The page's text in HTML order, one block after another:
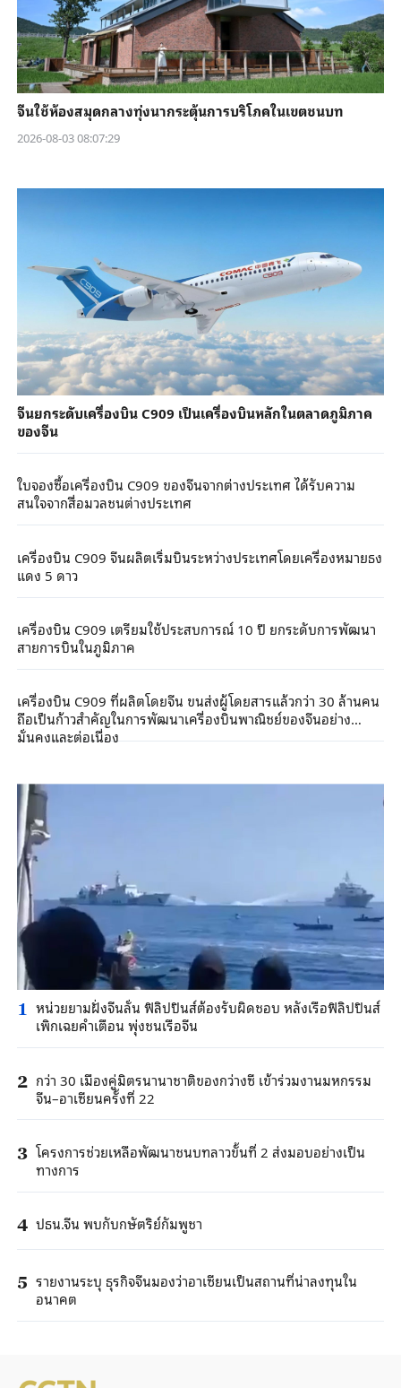
จีนใช้ห้องสมุดกลางทุ่งนากระตุ้นการบริโภคในเขตชนบท
2026-08-03 08:07:29
จีนยกระดับเครื่องบิน C909 เป็นเครื่องบินหลักในตลาดภูมิภาค
ของจีน
ใบจองซื้อเครื่องบิน C909 ของจีนจากต่างประเทศ ได้รับความ
สนใจจากสื่อมวลชนต่างประเทศ
เครื่องบิน C909 จีนผลิตเริ่มบินระหว่างประเทศโดยเครื่องหมายธง
แดง 5 ดาว
เครื่องบิน C909 เตรียมใช้ประสบการณ์ 10 ปี ยกระดับการพัฒนา
สายการบินในภูมิภาค
เครื่องบิน C909 ที่ผลิตโดยจีน ขนส่งผู้โดยสารแล้วกว่า 30 ล้านคน
ถือเป็นก้าวสำคัญในการพัฒนาเครื่องบินพาณิชย์ของจีนอย่าง
มั่นคงและต่อเนื่อง
1 หน่วยยามฝั่งจีนลั่น ฟิลิปปินส์ต้องรับผิดชอบ หลังเรือฟิลิปปินส์
เพิกเฉยคำเตือน พุ่งชนเรือจีน
2 กว่า 30 เมืองคู่มิตรนานาชาติของกว่างซี เข้าร่วมงานมหกรรม
จีน–อาเซียนครั้งที่ 22
3 โครงการช่วยเหลือพัฒนาชนบทลาวขั้นที่ 2 ส่งมอบอย่างเป็น
ทางการ
4 ปธน.จีน พบกับกษัตริย์กัมพูชา
5 รายงานระบุ ธุรกิจจีนมองว่าอาเซียนเป็นสถานที่น่าลงทุนใน
อนาคต